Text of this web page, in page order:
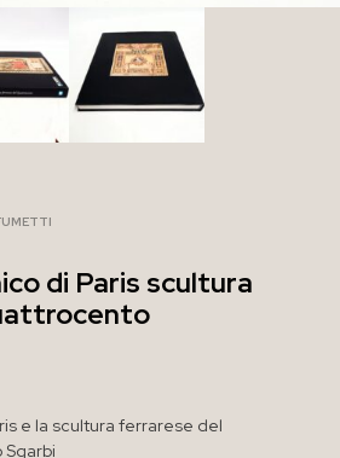
di Paris scultura
e la scultura ferrarese del